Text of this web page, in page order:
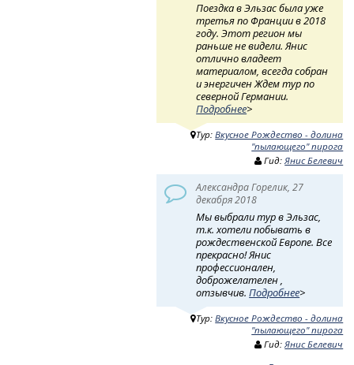
Поездка в Эльзас была уже
третья по Франции в 2018
году. Этот регион мы
раньше не видели. Янис
отлично владеет
материалом, всегда собран
и энергичен Ждем тур по
северной Германии.
Подробнее>
Тур:Вкусное Рождество - долина
"пылающего" пирога
Гид:Янис Белевич
Александра Горелик, 27
декабря 2018
Мы выбрали тур в Эльзас,
т.к. хотели побывать в
рождественской Европе. Все
прекрасно! Янис
профессионален,
доброжелателен ,
отзывчив.Подробнее>
Тур:Вкусное Рождество - долина
"пылающего" пирога
Гид:Янис Белевич